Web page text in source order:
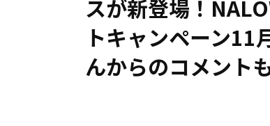
スが新登場！
トキャンペーン11
んからのコメント